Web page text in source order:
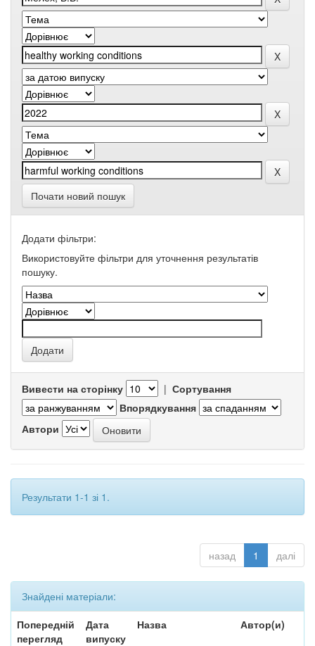
Почати новий пошук
Додати фільтри:
Використовуйте фільтри для уточнення результатів
пошуку.
Вивести на сторінку | Сортування
Впорядкування
Автори
Результати 1-1 зі 1.
назад 1 далі
Знайдені матеріали:
Попередній
перегляд
Дата
випуску
Назва Автор(и)